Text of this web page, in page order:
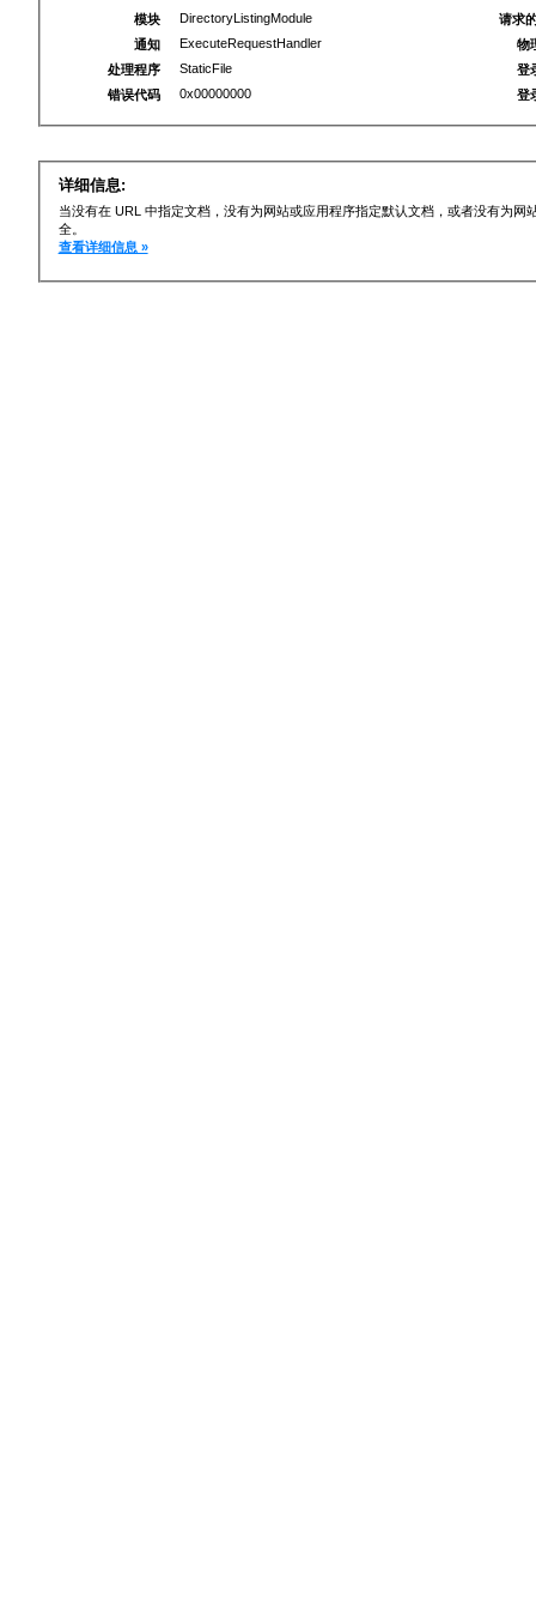
模块
DirectoryListingModule
通知
ExecuteRequestHandler
处理程序
StaticFile
错误代码
0x00000000
请求
物
登
登
详细信息:
当没有在 URL 中指定文档，没有为网站或应用程序指定默认文档，或者没有为
全。
查看详细信息 »